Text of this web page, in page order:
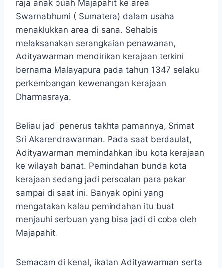
raja anak buah Majapahit ke area
Swarnabhumi ( Sumatera) dalam usaha
menaklukkan area di sana. Sehabis
melaksanakan serangkaian penawanan,
Adityawarman mendirikan kerajaan terkini
bernama Malayapura pada tahun 1347 selaku
perkembangan kewenangan kerajaan
Dharmasraya.
Beliau jadi penerus takhta pamannya, Srimat
Sri Akarendrawarman. Pada saat berdaulat,
Adityawarman memindahkan ibu kota kerajaan
ke wilayah banat. Pemindahan bunda kota
kerajaan sedang jadi persoalan para pakar
sampai di saat ini. Banyak opini yang
mengatakan kalau pemindahan itu buat
menjauhi serbuan yang bisa jadi di coba oleh
Majapahit.
Semacam di kenal, ikatan Adityawarman serta